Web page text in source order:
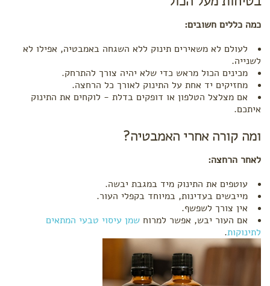
כמה כללים חשובים:
לעולם לא משאירים תינוק ללא השגחה באמבטיה, אפילו לא
לשנייה.
מכינים הכול מראש כדי שלא יהיה צורך להתרחק.
מחזיקים יד אחת על התינוק לאורך כל הרחצה.
אם מצלצל הטלפון או דופקים בדלת - לוקחים את התינוק
איתכם.
ומה קורה אחרי האמבטיה?
לאחר הרחצה:
עוטפים את התינוק מיד במגבת יבשה.
מייבשים בעדינות, במיוחד בקפלי העור.
אין צורך לשפשף.
אם העור יבש, אפשר למרוח שמן עיסוי טבעי המתאים
לתינוקות.